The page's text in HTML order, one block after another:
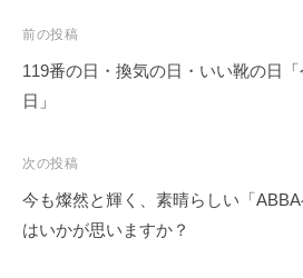
投
稿
ナ
ゲ
ー
シ
前の投稿
119番の日・換気の日・いい靴の日
日」
次の投稿
今も燦然と輝く、素晴らしい「
はいかが思いますか？